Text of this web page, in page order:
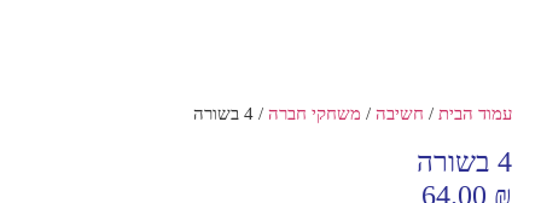
עמוד הבית / חשיבה / משחקי חברה / 4 בשורה
4 בשורה
64.00 ₪